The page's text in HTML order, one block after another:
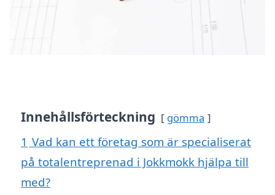
Innehållsförteckning gömma
1 Vad kan ett företag som är specialiserat
på totalentreprenad i Jokkmokk hjälpa till
med?